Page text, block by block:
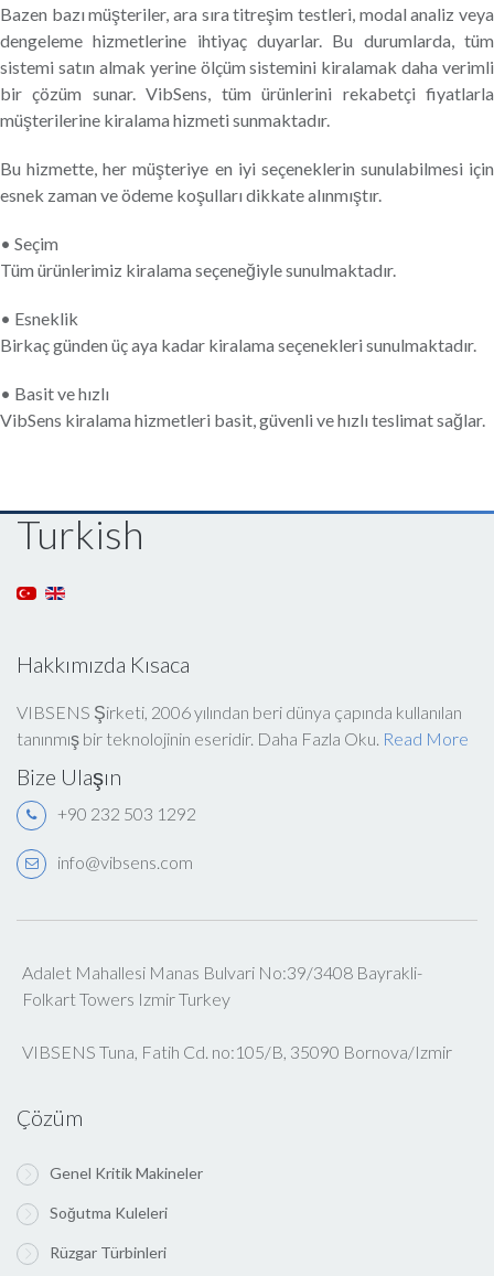
Bazen bazı müşteriler, ara sıra titreşim testleri, modal analiz veya
dengeleme hizmetlerine ihtiyaç duyarlar. Bu durumlarda, tüm
sistemi satın almak yerine ölçüm sistemini kiralamak daha verimli
bir çözüm sunar. VibSens, tüm ürünlerini rekabetçi fiyatlarla
müşterilerine kiralama hizmeti sunmaktadır.
Bu hizmette, her müşteriye en iyi seçeneklerin sunulabilmesi için
esnek zaman ve ödeme koşulları dikkate alınmıştır.
• Seçim
Tüm ürünlerimiz kiralama seçeneğiyle sunulmaktadır.
• Esneklik
Birkaç günden üç aya kadar kiralama seçenekleri sunulmaktadır.
• Basit ve hızlı
VibSens kiralama hizmetleri basit, güvenli ve hızlı teslimat sağlar.
Turkish
Hakkımızda Kısaca
VIBSENS Şirketi, 2006 yılından beri dünya çapında kullanılan
tanınmış bir teknolojinin eseridir. Daha Fazla Oku. Read More
Bize Ulaşın
+90 232 503 1292
info@vibsens.com
Adalet Mahallesi Manas Bulvari No:39/3408 Bayrakli-
Folkart Towers Izmir Turkey
VIBSENS Tuna, Fatih Cd. no:105/B, 35090 Bornova/Izmir
Çözüm
Genel Kritik Makineler
Soğutma Kuleleri
Rüzgar Türbinleri